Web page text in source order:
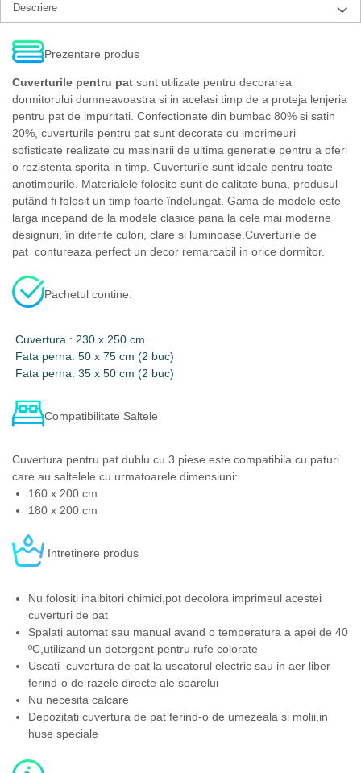
Descriere
Prezentare produs
Cuverturile pentru pat sunt utilizate pentru decorarea
dormitorului dumneavoastra si in acelasi timp de a proteja lenjeria
pentru pat de impuritati. Confectionate din bumbac 80% si satin
20%, cuverturile pentru pat sunt decorate cu imprimeuri
sofisticate realizate cu masinarii de ultima generatie pentru a oferi
o rezistenta sporita in timp. Cuverturile sunt ideale pentru toate
anotimpurile. Materialele folosite sunt de calitate buna, produsul
putând fi folosit un timp foarte îndelungat. Gama de modele este
larga incepand de la modele clasice pana la cele mai moderne
designuri, în diferite culori, clare si luminoase.Cuverturile de
pat contureaza perfect un decor remarcabil in orice dormitor.
Pachetul contine:
Cuvertura : 230 x 250 cm
Fata perna: 50 x 75 cm (2 buc)
Fata perna: 35 x 50 cm (2 buc)
Compatibilitate Saltele
Cuvertura pentru pat dublu cu 3 piese este compatibila cu paturi
care au saltelele cu urmatoarele dimensiuni:
160 x 200 cm
180 x 200 cm
Intretinere produs
Nu folositi inalbitori chimici,pot decolora imprimeul acestei
cuverturi de pat
Spalati automat sau manual avand o temperatura a apei de 40
ºC,utilizand un detergent pentru rufe colorate
Uscati cuvertura de pat la uscatorul electric sau in aer liber
ferind-o de razele directe ale soarelui
Nu necesita calcare
Depozitati cuvertura de pat ferind-o de umezeala si molii,in
huse speciale